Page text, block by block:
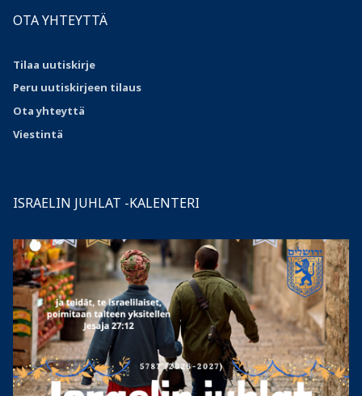
OTA YHTEYTTÄ
Tilaa uutiskirje
Peru uutiskirjeen tilaus
Otayhteyttä
Viestintä
ISRAELIN JUHLAT -KALENTERI